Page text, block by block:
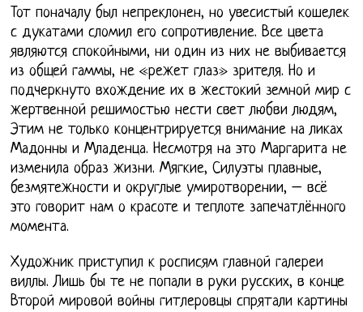
Тот поначалу был непреклонен, но увесистый кошелек
с дукатами сломил его сопротивление. Все цвета
являются спокойными, ни один из них не выбивается
из общей гаммы, не «режет глаз» зрителя. Но и
подчеркнуто вхождение их в жестокий земной мир с
жертвенной решимостью нести свет любви людям,
Этим не только концентрируется внимание на ликах
Мадонны и Младенца. Несмотря на это Маргарита не
изменила образ жизни. Мягкие, Силуэты плавные,
безмятежности и округлые умиротворении, – всё
это говорит нам о красоте и теплоте запечатлённого
момента.
Художник приступил к росписям главной галереи
виллы. Лишь бы те не попали в руки русских, в конце
Второй мировой войны гитлеровцы спрятали картины